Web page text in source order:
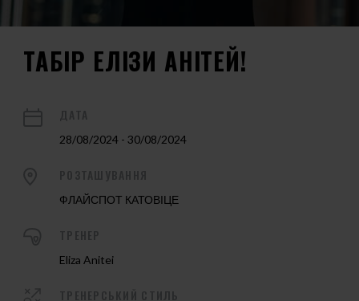
ТАБІР ЕЛІЗИ АНІТЕЙ!
28/08/2024 - 30/08/2024
ФЛАЙСПОТ КАТОВІЦЕ
Eliza Anitei